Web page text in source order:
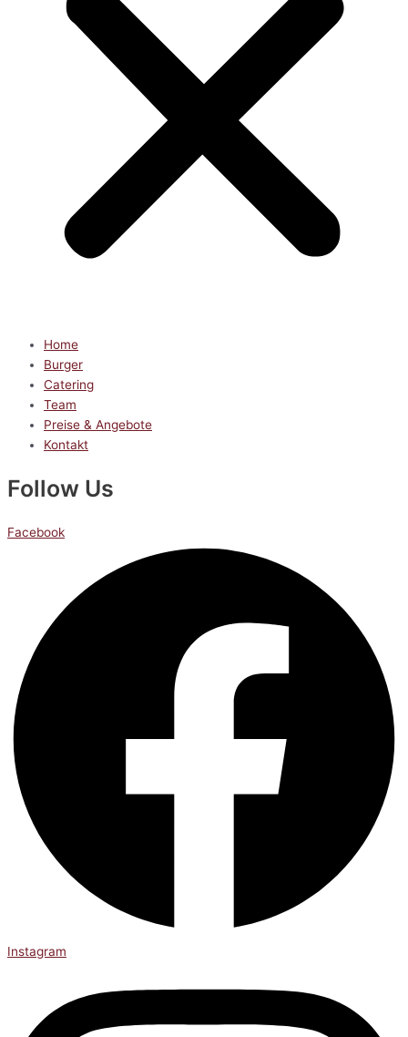
Home
Burger
Catering
Team
Preise & Angebote
Kontakt
Follow Us
Facebook
Instagram